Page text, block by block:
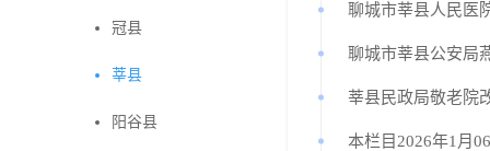
冠县
莘县
阳谷县
聊城市莘县人民医
聊城市莘县公安局
莘县民政局敬老院
本栏目2026年1月